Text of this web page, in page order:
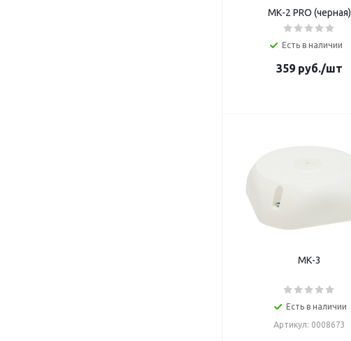
МК-2 PRO (черная)
Есть в наличии
359 руб./шт
МК-3
Есть в наличии
Артикул: 0008673